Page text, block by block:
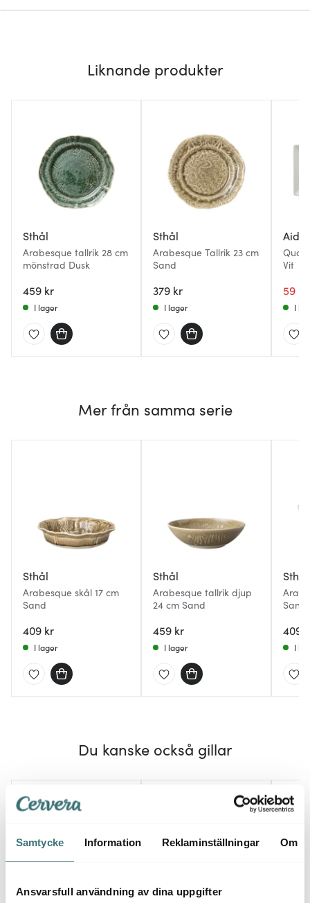
Samtycke Information Reklaminställningar Om
Ansvarsfull användning av dina uppgifter
Liknande produkter
Sthål
Arabesque tallrik 28 cm
mönstrad Dusk
459 kr
I lager
Sthål
Arabesque Tallrik 23 cm
Sand
379 kr
I lager
Aida
Vit
59 kr
I
Mer från samma serie
Sthål
Arabesque skål 17 cm
Sand
409 kr
I lager
Sthål
Arabesque tallrik djup
24 cm Sand
459 kr
I lager
Sthål
Sand
409
I
Du kanske också gillar